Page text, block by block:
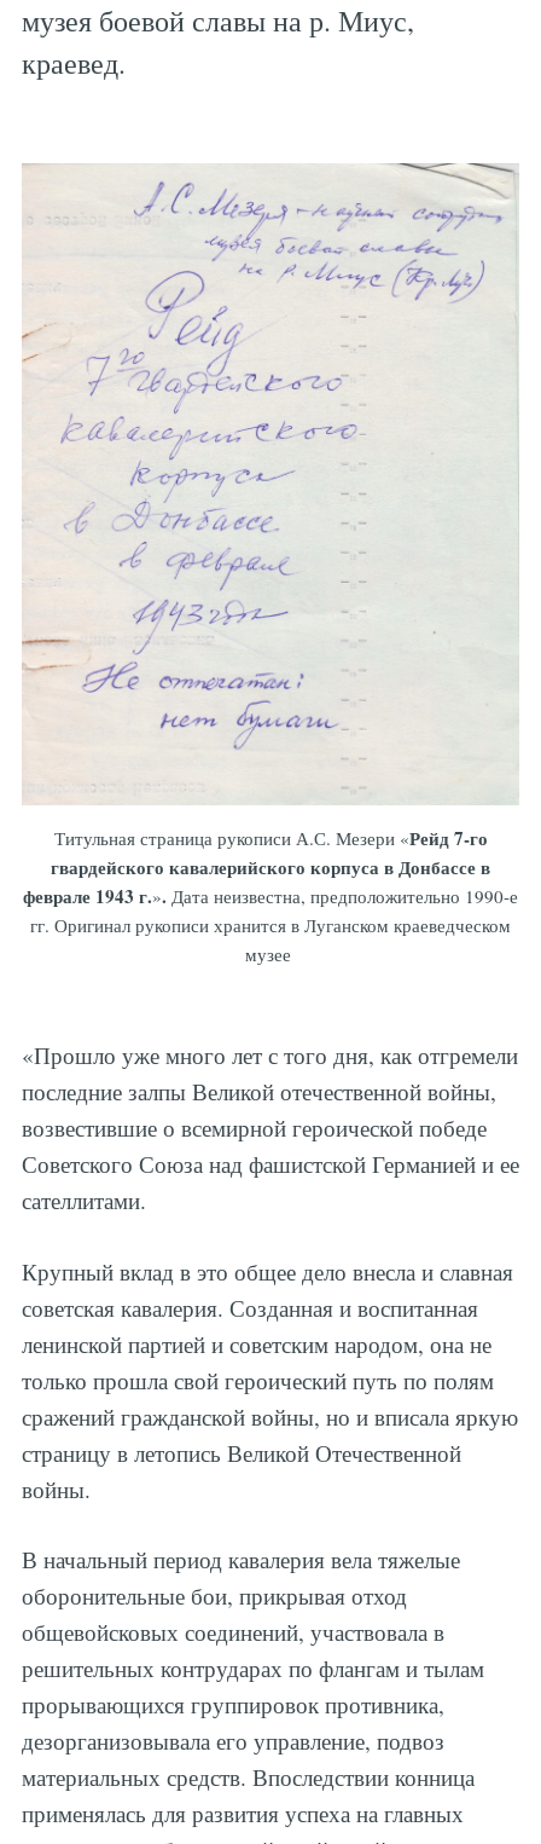
музея боевой славы на р. Миус,
краевед.
Титульная страница рукописи А.С. Мезери «Рейд 7-го
гвардейского кавалерийского корпуса в Донбассе в
феврале 1943 г.». Дата неизвестна, предположительно 1990-е
гг. Оригинал рукописи хранится в Луганском краеведческом
музее
«Прошло уже много лет с того дня, как отгремели
последние залпы Великой отечественной войны,
возвестившие о всемирной героической победе
Советского Союза над фашистской Германией и ее
сателлитами.
Крупный вклад в это общее дело внесла и славная
советская кавалерия. Созданная и воспитанная
ленинской партией и советским народом, она не
только прошла свой героический путь по полям
сражений гражданской войны, но и вписала яркую
страницу в летопись Великой Отечественной
войны.
В начальный период кавалерия вела тяжелые
оборонительные бои, прикрывая отход
общевойсковых соединений, участвовала в
решительных контрударах по флангам и тылам
прорывающихся группировок противника,
дезорганизовывала его управление, подвоз
материальных средств. Впоследствии конница
применялась для развития успеха на главных